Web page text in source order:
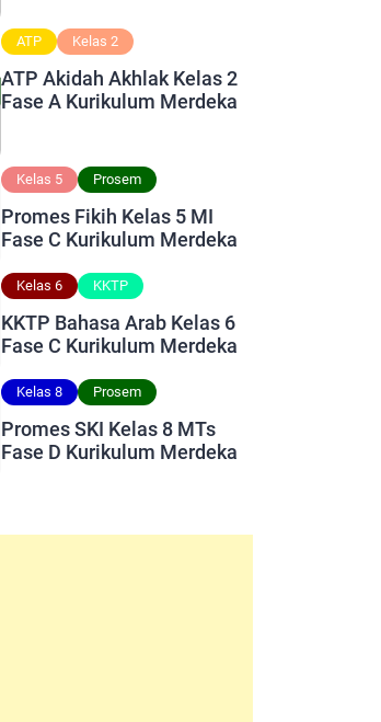
ATP Kelas 2
ATP Akidah Akhlak Kelas 2
Fase A Kurikulum Merdeka
Kelas 5 Prosem
Promes Fikih Kelas 5 MI
Fase C Kurikulum Merdeka
Kelas 6 KKTP
KKTP Bahasa Arab Kelas 6
Fase C Kurikulum Merdeka
Kelas 8 Prosem
Promes SKI Kelas 8 MTs
Fase D Kurikulum Merdeka